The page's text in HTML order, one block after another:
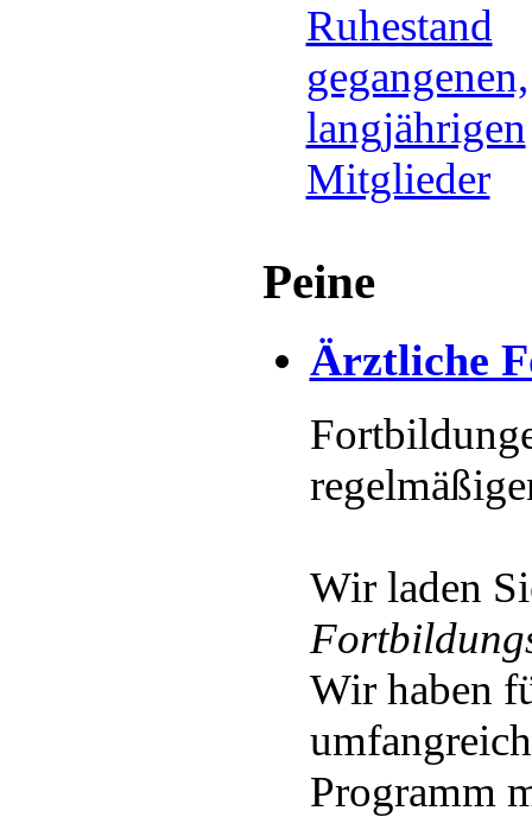
Ruhestand
gegangenen,
langjährigen
Mitglieder
Peine
Ärztliche
Wir laden
Wir haben
Programm